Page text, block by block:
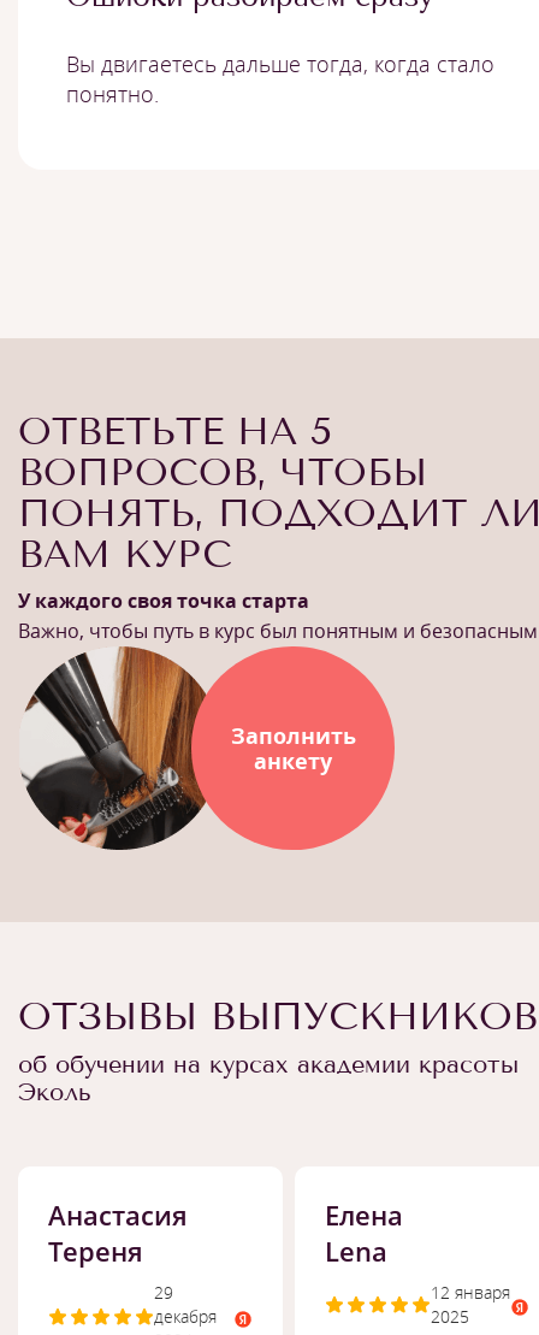
Вы двигаетесь дальше тогда, когда стало
понятно.
ОТВЕТЬТЕ НА 5
ВОПРОСОВ, ЧТОБЫ
ПОНЯТЬ, ПОДХОДИТ
ВАМ КУРС
У каждого своя точка старта
Важно, чтобы путь в курс был понятным и безопасным
Заполнить
анкету
ОТЗЫВЫ ВЫПУСКНИКОВ
об обучении на курсах академии красоты
Эколь
Анастасия
Тереня
29
декабря
Елена
Lena
12 января
2025